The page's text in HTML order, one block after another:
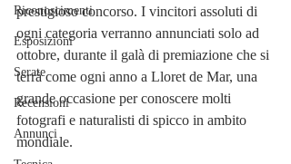
Riconoscimenti
Esposizioni
Serate
Recensioni
Annunci
prestigioso concorso. I vincitori assoluti di
ogni categoria verranno annunciati solo ad
ottobre, durante il galà di premiazione che si
terrà come ogni anno a Lloret de Mar, una
grande occasione per conoscere molti
fotografi e naturalisti di spicco in ambito
mondiale.